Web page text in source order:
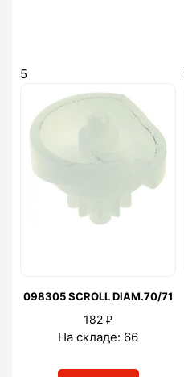
5
098305 SCROLL DIAM.70/71
182 ₽
На складе: 66